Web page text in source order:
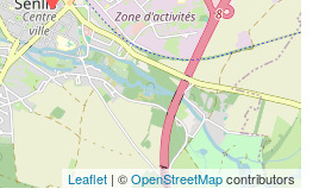
Leaflet | ©OpenStreetMapcontributors